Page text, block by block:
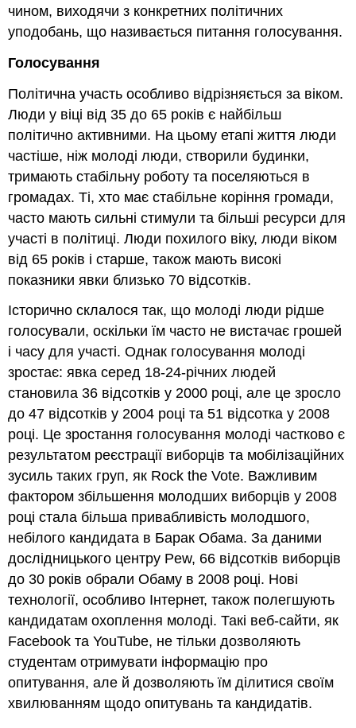
чином, виходячи з конкретних політичних
уподобань, що називається питання голосування.
Голосування
Політична участь особливо відрізняється за віком.
Люди у віці від 35 до 65 років є найбільш
політично активними. На цьому етапі життя люди
частіше, ніж молоді люди, створили будинки,
тримають стабільну роботу та поселяються в
громадах. Ті, хто має стабільне коріння громади,
часто мають сильні стимули та більші ресурси для
участі в політиці. Люди похилого віку, люди віком
від 65 років і старше, також мають високі
показники явки близько 70 відсотків.
Історично склалося так, що молоді люди рідше
голосували, оскільки їм часто не вистачає грошей
і часу для участі. Однак голосування молоді
зростає: явка серед 18-24-річних людей
становила 36 відсотків у 2000 році, але це зросло
до 47 відсотків у 2004 році та 51 відсотка у 2008
році. Це зростання голосування молоді частково є
результатом реєстрації виборців та мобілізаційних
зусиль таких груп, як Rock the Vote. Важливим
фактором збільшення молодших виборців у 2008
році стала більша привабливість молодшого,
небілого кандидата в Барак Обама. За даними
дослідницького центру Pew, 66 відсотків виборців
до 30 років обрали Обаму в 2008 році. Нові
технології, особливо Інтернет, також полегшують
кандидатам охоплення молоді. Такі веб-сайти, як
Facebook та YouTube, не тільки дозволяють
студентам отримувати інформацію про
опитування, але й дозволяють їм ділитися своїм
хвилюванням щодо опитувань та кандидатів.